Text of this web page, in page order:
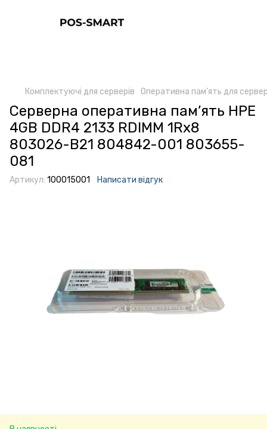
Комплектуючі для серверів Оперативна пам'ять для
Серверна оперативна пам’ять HPE
4GB DDR4 2133 RDIMM 1Rx8
803026-B21 804842-001 803655-
081
Артикул: 100015001 Написати відгук